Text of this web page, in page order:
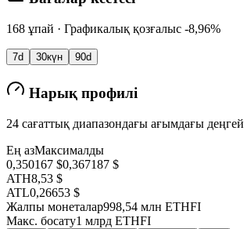
168 ұпай · Графикалық қозғалыс -8,96%
7d 30күн 90d
Нарық профилі
24 сағаттық диапазондағы ағымдағы деңгей
Ең азМаксималды
0,350167 $0,367187 $
ATH8,53 $
ATL0,26653 $
Жалпы монеталар998,54 млн ETHFI
Макс. босату1 млрд ETHFI